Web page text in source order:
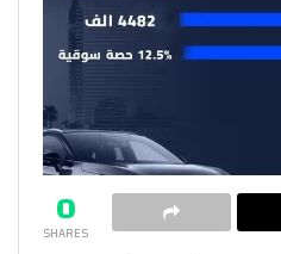
0
SHARES